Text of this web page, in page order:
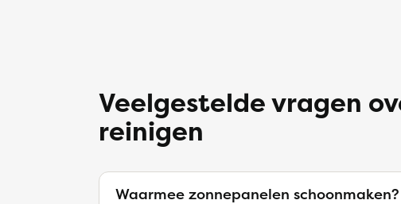
Veelgestelde vragen
reinigen
Waarmee zonnepanelen schoonmaken?